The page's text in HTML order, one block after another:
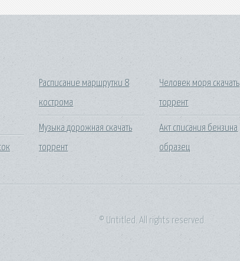
Расписание маршрутки 8
кострома
Музыка дорожная скачать
торрент
Человек моря скачать
торрент
Акт списания бензина
образец
© Untitled. All rights reserved.